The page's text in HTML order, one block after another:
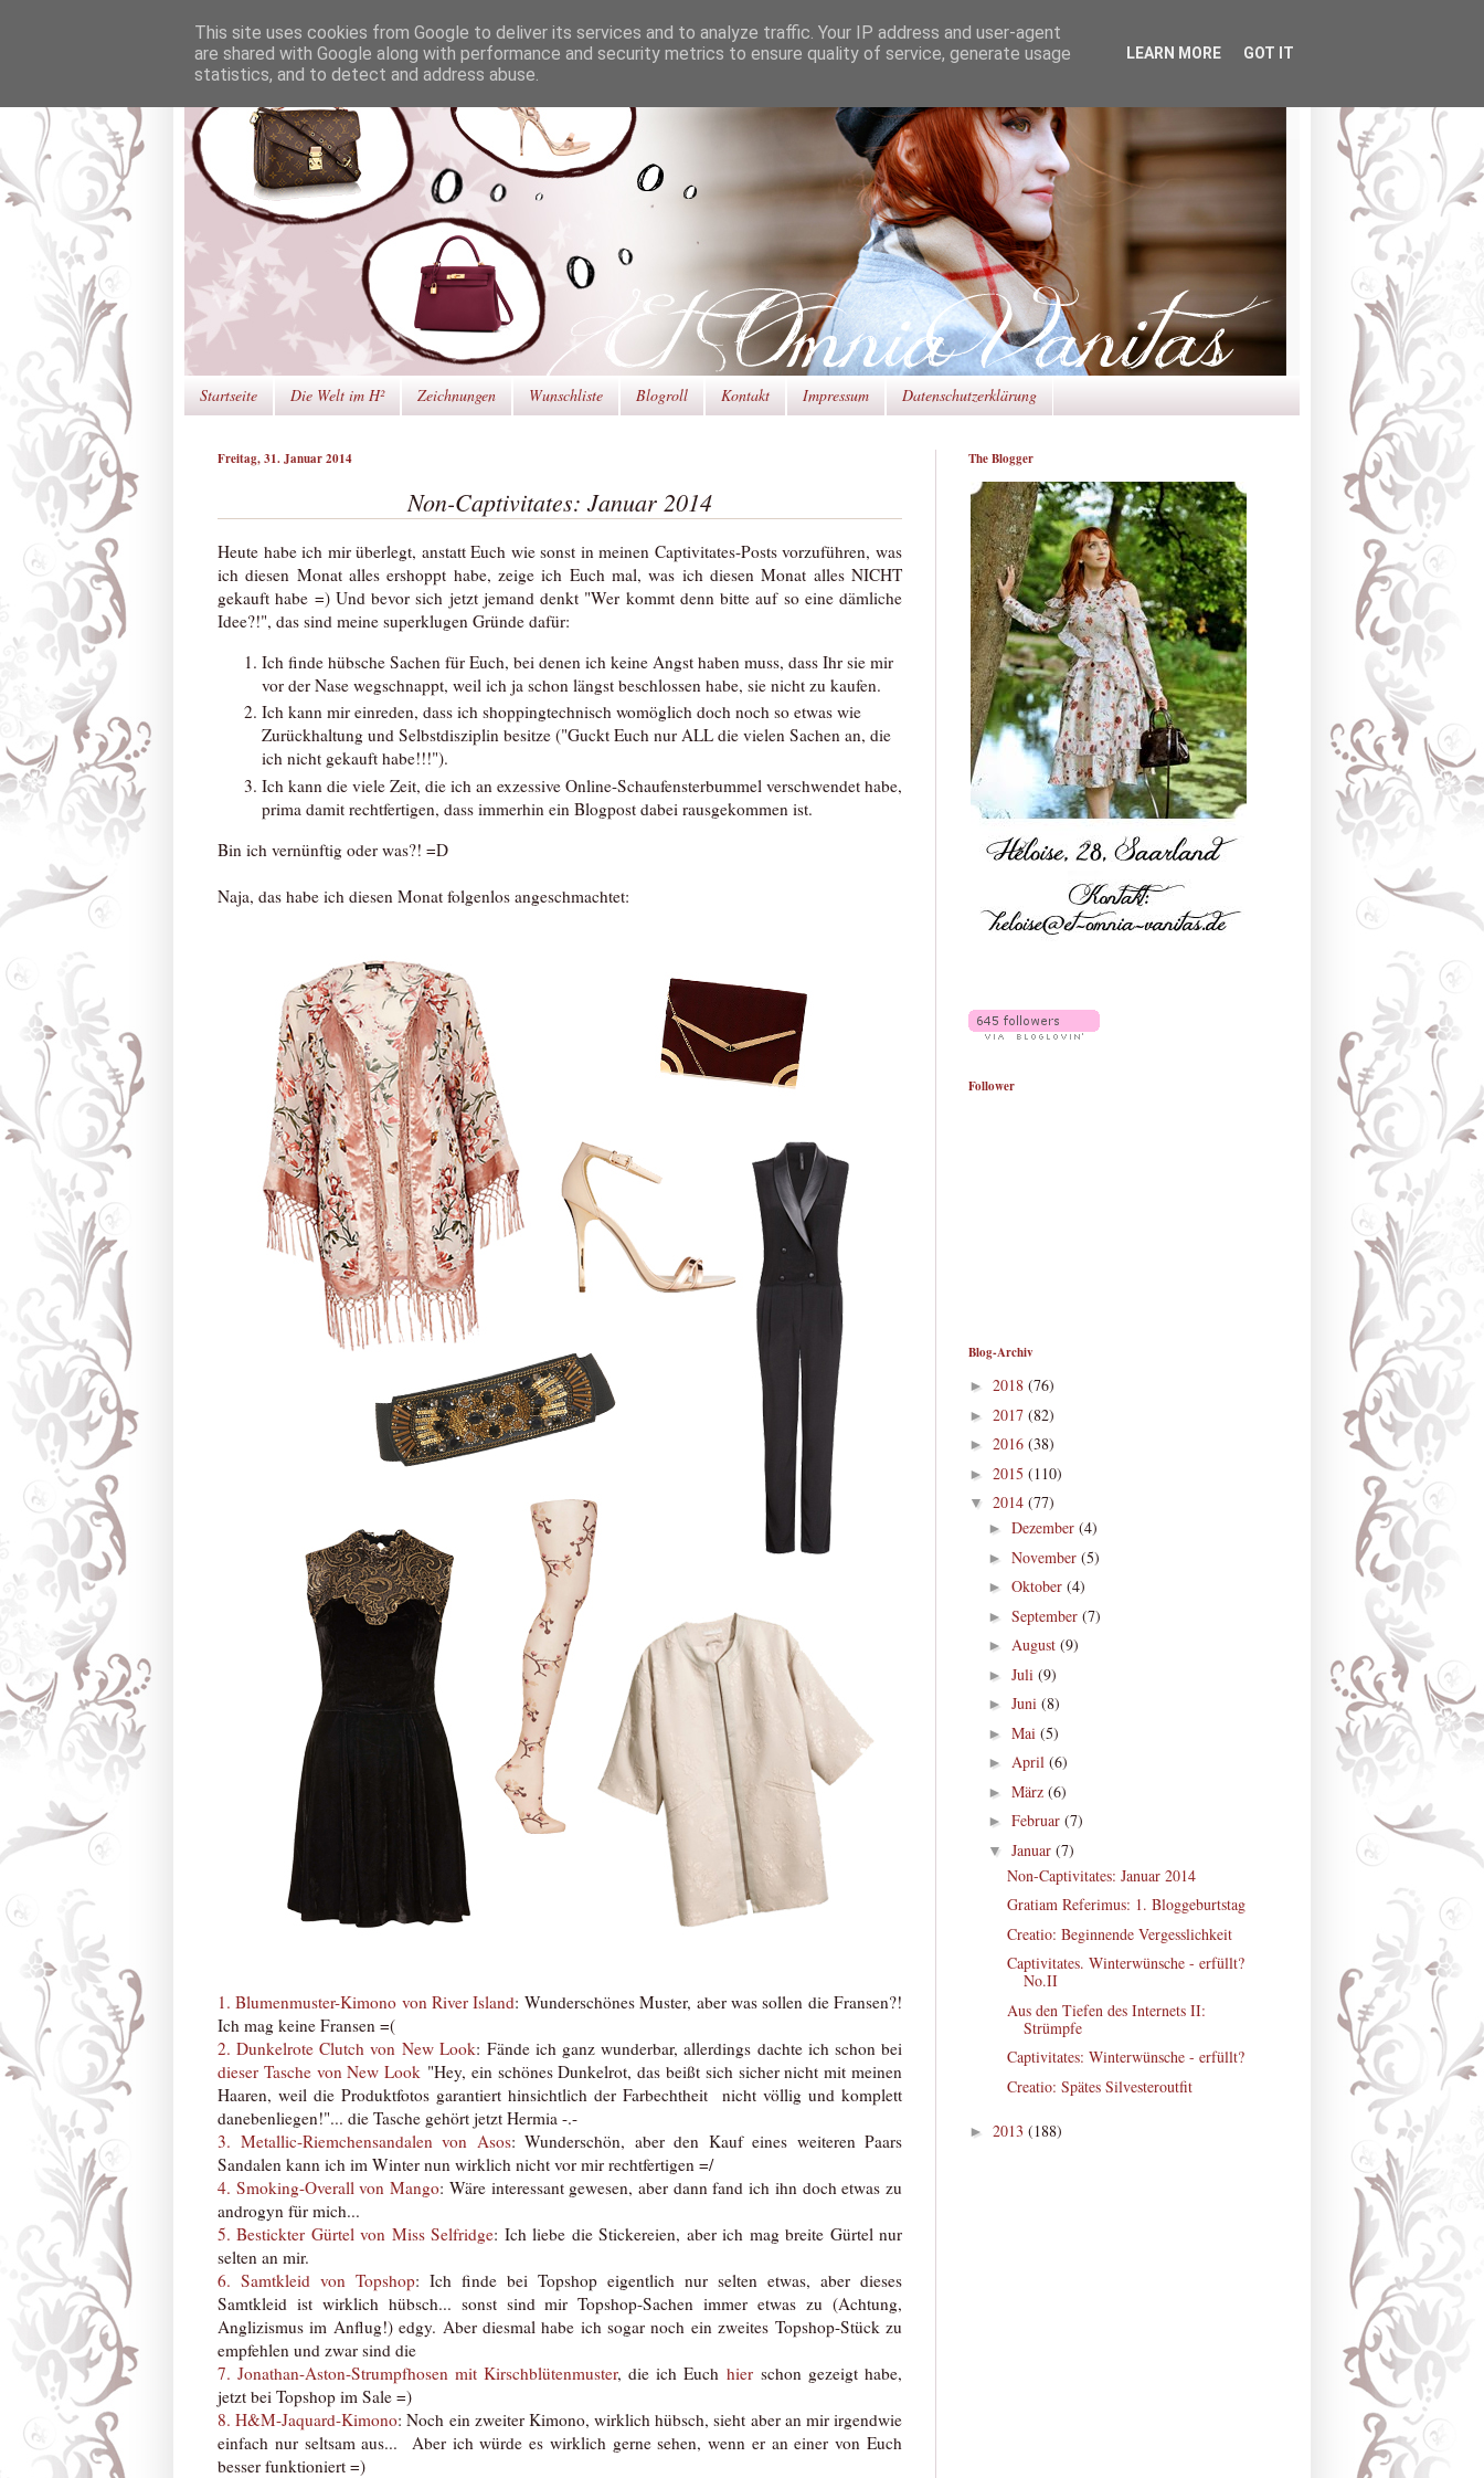
Startseite Die Welt im H² Zeichnungen Wunschliste Blogroll Kontakt Impressum Datenschutzerklärung
Freitag, 31. Januar 2014
Non-Captivitates: Januar 2014
Heute habe ich mir überlegt, anstatt Euch wie sonst in meinen Captivitates-Posts vorzuführen, was
ich diesen Monat alles ershoppt habe, zeige ich Euch mal, was ich diesen Monat alles NICHT
gekauft habe =) Und bevor sich jetzt jemand denkt "Wer kommt denn bitte auf so eine dämliche
Idee?!", das sind meine superklugen Gründe dafür:
Ich finde hübsche Sachen für Euch, bei denen ich keine Angst haben muss, dass Ihr sie mir
vor der Nase wegschnappt, weil ich ja schon längst beschlossen habe, sie nicht zu kaufen.
Ich kann mir einreden, dass ich shoppingtechnisch womöglich doch noch so etwas wie
Zurückhaltung und Selbstdisziplin besitze ("Guckt Euch nur ALL die vielen Sachen an, die
ich nicht gekauft habe!!!").
Ich kann die viele Zeit, die ich an exzessive Online-Schaufensterbummel verschwendet habe,
prima damit rechtfertigen, dass immerhin ein Blogpost dabei rausgekommen ist.
Bin ich vernünftig oder was?! =D
Naja, das habe ich diesen Monat folgenlos angeschmachtet:
1. Blumenmuster-Kimono von River Island: Wunderschönes Muster, aber was sollen die Fransen?!
Ich mag keine Fransen =(
2. Dunkelrote Clutch von New Look: Fände ich ganz wunderbar, allerdings dachte ich schon bei
dieser Tasche von New Look "Hey, ein schönes Dunkelrot, das beißt sich sicher nicht mit meinen
Haaren, weil die Produktfotos garantiert hinsichtlich der Farbechtheit nicht völlig und komplett
danebenliegen!"... die Tasche gehört jetzt Hermia -.-
3. Metallic-Riemchensandalen von Asos: Wunderschön, aber den Kauf eines weiteren Paars
Sandalen kann ich im Winter nun wirklich nicht vor mir rechtfertigen =/
4. Smoking-Overall von Mango: Wäre interessant gewesen, aber dann fand ich ihn doch etwas zu
androgyn für mich...
5. Bestickter Gürtel von Miss Selfridge: Ich liebe die Stickereien, aber ich mag breite Gürtel nur
selten an mir.
6. Samtkleid von Topshop: Ich finde bei Topshop eigentlich nur selten etwas, aber dieses
Samtkleid ist wirklich hübsch... sonst sind mir Topshop-Sachen immer etwas zu (Achtung,
Anglizismus im Anflug!) edgy. Aber diesmal habe ich sogar noch ein zweites Topshop-Stück zu
empfehlen und zwar sind die
7. Jonathan-Aston-Strumpfhosen mit Kirschblütenmuster, die ich Euch hier schon gezeigt habe,
jetzt bei Topshop im Sale =)
8. H&M-Jaquard-Kimono: Noch ein zweiter Kimono, wirklich hübsch, sieht aber an mir irgendwie
einfach nur seltsam aus... Aber ich würde es wirklich gerne sehen, wenn er an einer von Euch
besser funktioniert =)
The Blogger
Follower
Blog-Archiv
► 2018 (76)
► 2017 (82)
► 2016 (38)
► 2015 (110)
▼ 2014 (77)
► Dezember (4)
► November (5)
► Oktober (4)
► September (7)
► August (9)
► Juli (9)
► Juni (8)
► Mai (5)
► April (6)
► März (6)
► Februar (7)
▼ Januar (7)
Non-Captivitates: Januar 2014
Gratiam Referimus: 1. Bloggeburtstag
Creatio: Beginnende Vergesslichkeit
Captivitates. Winterwünsche - erfüllt?
No.II
Aus den Tiefen des Internets II:
Strümpfe
Captivitates: Winterwünsche - erfüllt?
Creatio: Spätes Silvesteroutfit
► 2013 (188)
This site uses cookies from Google to deliver its services and to analyze traffic. Your IP address and user-agent
are shared with Google along with performance and security metrics to ensure quality of service, generate usage
statistics, and to detect and address abuse.
LEARN MORE GOT IT